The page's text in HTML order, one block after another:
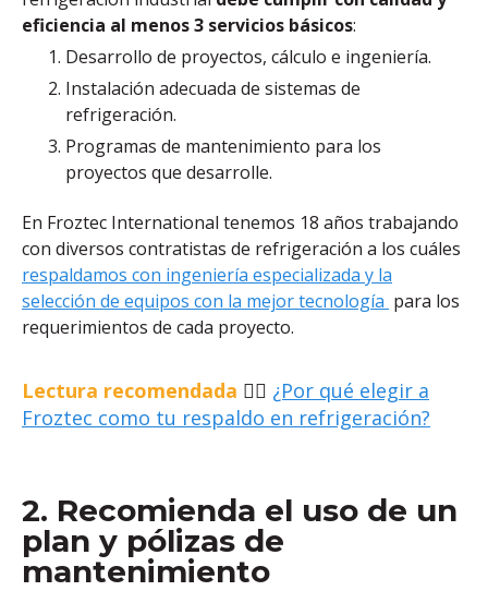
eficiencia al menos 3 servicios básicos:
Desarrollo de proyectos, cálculo e ingeniería.
Instalación adecuada de sistemas de
refrigeración.
Programas de mantenimiento para los
proyectos que desarrolle.
En Froztec International tenemos 18 años trabajando
con diversos contratistas de refrigeración a los cuáles
respaldamos con ingeniería especializada y la
selección de equipos con la mejor tecnología para los
requerimientos de cada proyecto.
Lectura recomendada 👉🏽 ¿Por qué elegir a
Froztec como tu respaldo en refrigeración?
2. Recomienda el uso de un
plan y pólizas de
mantenimiento